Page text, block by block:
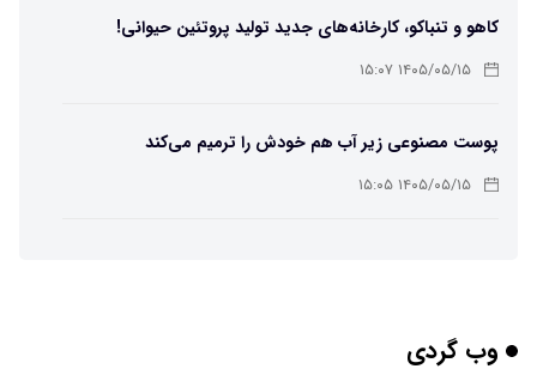
کاهو و تنباکو، کارخانه‌های جدید تولید پروتئین حیوانی!
۱۴۰۵/۰۵/۱۵ ۱۵:۰۷
پوست مصنوعی زیر آب هم خودش را ترمیم می‌کند
۱۴۰۵/۰۵/۱۵ ۱۵:۰۵
برنج فضایی چین به مرحله برداشت رسید
وب گردی